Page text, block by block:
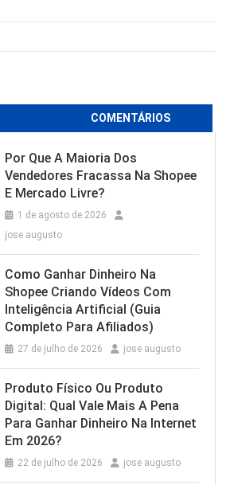
COMENTÁRIOS
Por Que A Maioria Dos
Vendedores Fracassa Na Shopee
E Mercado Livre?
1 de agosto de 2026
jose augusto
Como Ganhar Dinheiro Na
Shopee Criando Vídeos Com
Inteligência Artificial (Guia
Completo Para Afiliados)
27 de julho de 2026 jose augusto
Produto Físico Ou Produto
Digital: Qual Vale Mais A Pena
Para Ganhar Dinheiro Na Internet
Em 2026?
22 de julho de 2026 jose augusto